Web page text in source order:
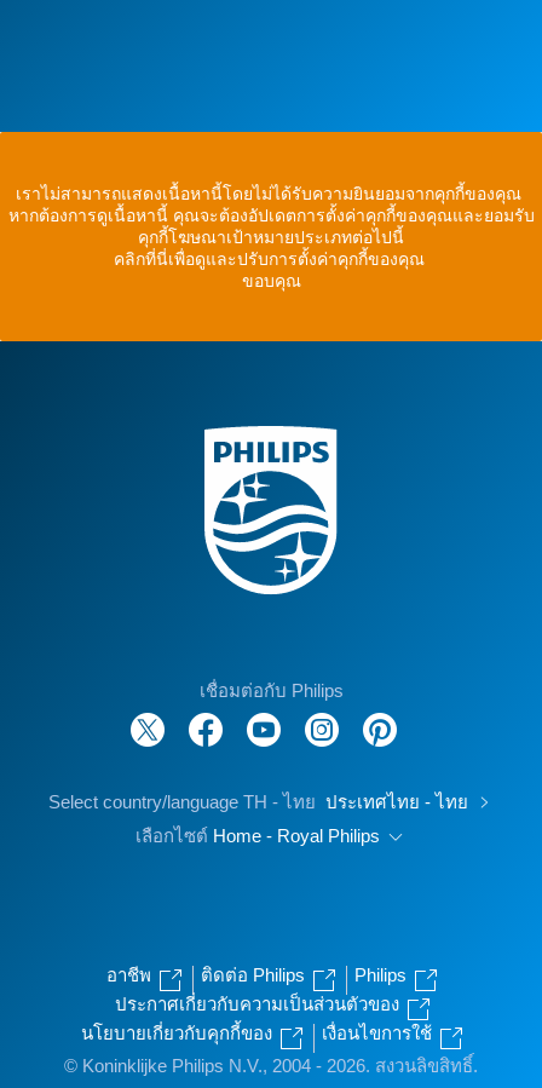
เราไม่สามารถแสดงเนื้อหานี้โดยไม่ได้รับความยินยอมจากคุกกี้ของคุณ
หากต้องการดูเนื้อหานี้ คุณจะต้องอัปเดตการตั้งค่าคุกกี้ของคุณและยอมรับ
คุกกี้โฆษณาเป้าหมายประเภทต่อไปนี้
คลิกที่นี่เพื่อดูและปรับการตั้งค่าคุกกี้ของคุณ
ขอบคุณ
เชื่อมต่อกับ Philips
Select country/language TH - ไทย ประเทศไทย - ไทย
เลือกไซต์ Home - Royal Philips
อาชีพ ติดต่อ Philips
Philips
ประกาศเกี่ยวกับความเป็นส่วนตัวของ
นโยบายเกี่ยวกับคุกกี้ของ
เงื่อนไขการใช้
© Koninklijke Philips N.V., 2004 - 2026. สงวนลิขสิทธิ์.